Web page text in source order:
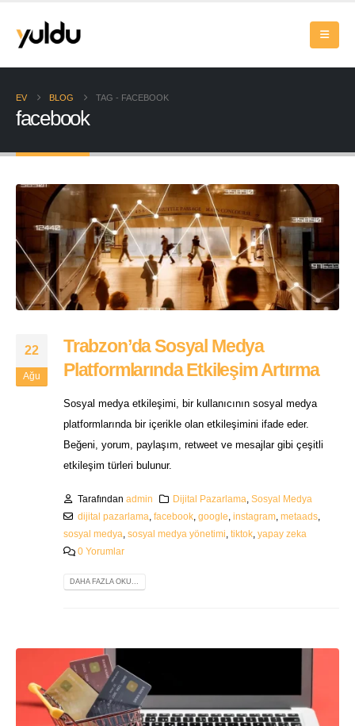
EV BLOG TAG - FACEBOOK
facebook
22
Ağu
Trabzon’da Sosyal Medya
Platformlarında Etkileşim Artırma
Sosyal medya etkileşimi, bir kullanıcının sosyal medya
platformlarında bir içerikle olan etkileşimini ifade eder.
Beğeni, yorum, paylaşım, retweet ve mesajlar gibi çeşitli
etkileşim türleri bulunur.
Tarafından admin Dijital Pazarlama ,Sosyal Medya
dijital pazarlama facebook, google instagram, metaads,
sosyal medya sosyal medya yönetimi tiktok yapay zeka
0 Yorumlar
DAHA FAZLA OKU...